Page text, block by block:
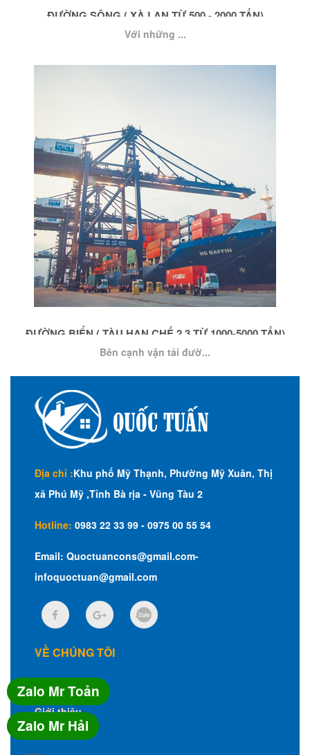
ĐƯỜNG SÔNG ( XÀ LAN TỪ 500 - 2000 TẤN)
Với những ...
ĐƯỜNG BIỂN ( TÀU HẠN CHẾ 2,3 TỪ 1000-5000 TẤN)
Bên cạnh vận tải đườ...
Địa chỉ :Khu phố Mỹ Thạnh, Phường Mỹ Xuân, Thị
xã Phú Mỹ ,Tỉnh Bà rịa - Vũng Tàu 2
Hotline: 0983 22 33 99 - 0975 00 55 54
Email: Quoctuancons@gmail.com-
infoquoctuan@gmail.com
VỀ CHÚNG TÔI
Trang chủ
Giới thiệu
Zalo Mr Hải
Zalo Mr Toản